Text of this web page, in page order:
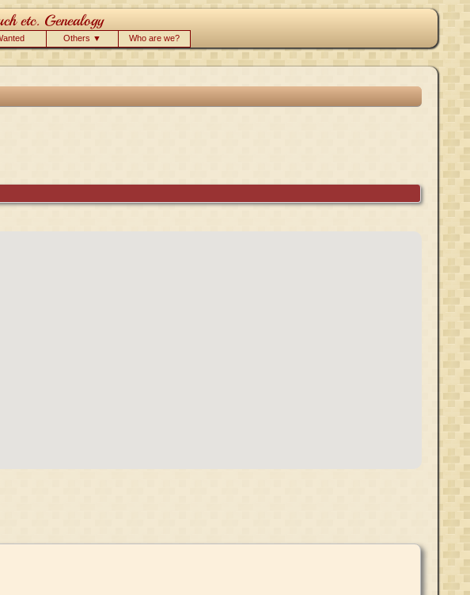
Others ▼ Who are we?